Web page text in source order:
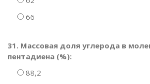
66
31. Массовая доля углерода в
пентадиена (%):
88,2